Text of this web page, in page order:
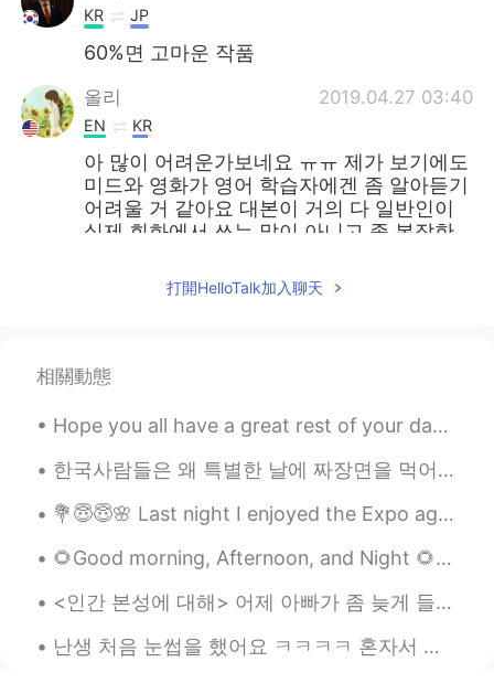
KR JP
60%면 고마운 작품
올리 2019.04.27 03:40
EN KR
아 많이 어려운가보네요 ㅠㅠ 제가 보기에도
미드와 영화가 영어 학습자에겐 좀 알아듣기
어려울 거 같아요 대본이 거의 다 일반인이
실제 회화에서 쓰는 말이 아니고 좀 복잡한
싶지 않아요 ㅋㅋㅋ 유튜브가 나요
자막 없이 보는 건 mission impossible이네
テー 2019.04.26 16:00
KR JP
요즘은 영어자막으로 보는데, 어려운 주제가
아니면 7-80% 정도, 완전 무자막이면 4-
50% 정도 되는 것 같아요.
Min 2019.04.26 15:26
KR FR
打開HelloTalk加入聊天
相關動態
Hope you all have a great rest of your day 😇 I’m going to sleep now 🥱 Phrase of the day “ keep ...
한국사람들은 왜 특별한 날에 짜장면을 먹어요? 졸업이나 이사 가는 날에 짜장면 먹는다고 들었어요 (오늘은 블랙데이라서 먹는 사람들도 있고 ㅋㅋ) 일본에서는 시험 보기 전에 ...
💐😇😇🌸 Last night I enjoyed the Expo again and meet with my friends for Arizona. So happy to eat an...
🌻Good morning, Afternoon, and Night 🌻 Please don’t let anyone get you down. Remember to wake up ...
<인간 본성에 대해> 어제 아빠가 좀 늦게 들어와서 저는 엄마랑 먼저 저녁식사를 했어요 아빠가 혼자 먹기 싫다고 같이 있어주라고 달래서 아빠가 저녁 먹고 축구 보면서 제가 ...
난생 처음 눈썹을 했어요 ㅋㅋㅋㅋ 혼자서 한게 아니고 친구가 해주고 싶다고 해줬어요 제가 몇개월 전에 '첫체험' 기록장을 만들었어요 뭔가 삶이 지루하다고 느껴질때 저에게 ...